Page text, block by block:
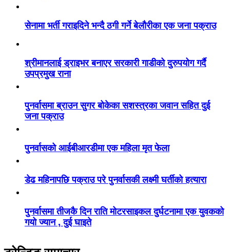
सेनामा भर्ती गराइदिने भन्दै ठगी गर्ने बेलौरीका एक जना पक्राउ
श्रीमानलाई ड्राइभर बनाएर सरकारी गाडीको दुरुपयोग गर्दै
उपप्रमुख राना
पुनर्वासमा ब्राउन सुगर बोकेका सशस्त्रका जवान सहित दुई
जना पक्राउ
पुनर्वासको आईबीआरडीमा एक महिला मृत फेला
डेढ महिनापछि पक्राउ परे पुनर्वासकी लक्ष्मी घर्तीको हत्यारा
पुनर्वासमा तीजकै दिन राति मोटरसाइकल दुर्घटनामा एक युवकको
गयो ज्यान , दुई घाइते